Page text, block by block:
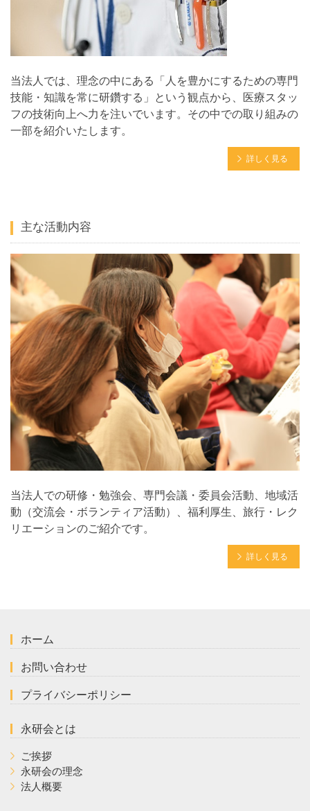
当法人では、理念の中にある「人を豊かにするための専門
技能・知識を常に研鑽する」という観点から、医療スタッ
フの技術向上へ力を注いでいます。その中での取り組みの
一部を紹介いたします。
詳しく見る
主な活動内容
当法人での研修・勉強会、専門会議・委員会活動、地域活
動（交流会・ボランティア活動）、福利厚生、旅行・レク
リエーションのご紹介です。
詳しく見る
ホーム
お問い合わせ
プライバシーポリシー
永研会とは
ご挨拶
永研会の理念
法人概要